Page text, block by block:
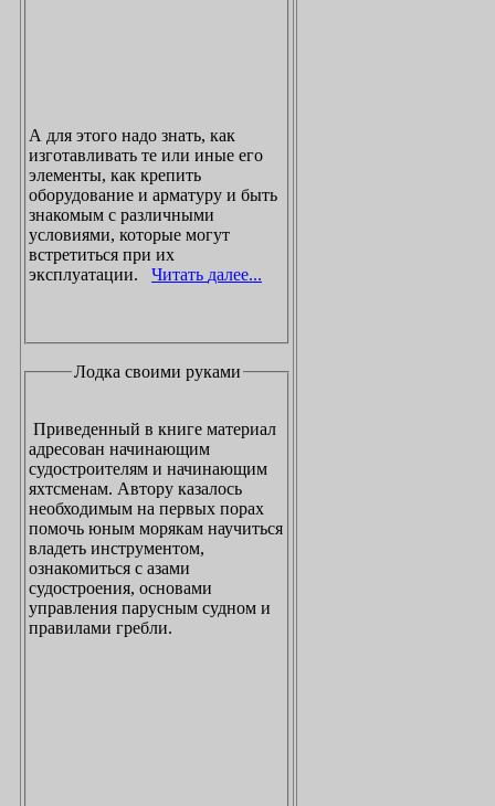
А для этого надо знать, как
изготавливать те или иные его
элементы, как крепить
оборудование и арматуру и быть
знакомым с различными
условиями, которые могут
встретиться при их
эксплуатации.
Читать далее...
Лодка своими руками
Приведенный в книге материал
адресован начинающим
судостроителям и начинающим
яхтсменам. Автору казалось
необходимым на первых порах
помочь юным морякам научиться
владеть инструментом,
ознакомиться с азами
судостроения, основами
управления парусным судном и
правилами гребли.